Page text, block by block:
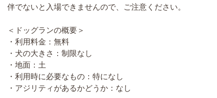
伴でないと入場できませんので、ご注意ください。
＜ドッグランの概要＞
・利用料金：無料
・犬の大きさ：制限なし
・地面：土
・利用時に必要なもの：特になし
・アジリティがあるかどうか：なし